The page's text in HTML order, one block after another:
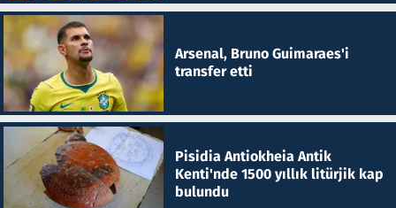
Arsenal, Bruno Guimaraes'i
transfer etti
Pisidia Antiokheia Antik
Kenti'nde 1500 yıllık litürjik kap
bulundu